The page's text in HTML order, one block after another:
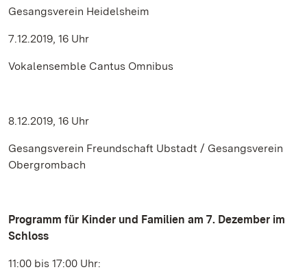
Gesangsverein Heidelsheim
7.12.2019, 16 Uhr
Vokalensemble Cantus Omnibus
8.12.2019, 16 Uhr
Gesangsverein Freundschaft Ubstadt / Gesangsverein
Obergrombach
Programm für Kinder und Familien am 7. Dezember im
Schloss
11:00 bis 17:00 Uhr: